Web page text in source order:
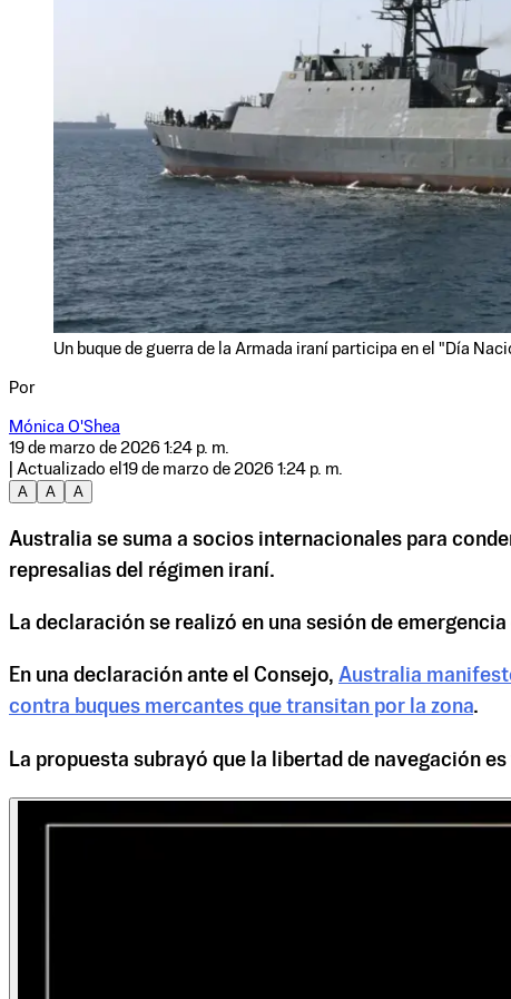
Un buque de guerra de la Armada iraní participa en el "Día
Por
Mónica O'Shea
19 de marzo de 2026 1:24 p. m.
| Actualizado el 19 de marzo de 2026 1:24 p. m.
A
A A
Australia se suma a socios internacionales para
represalias del régimen iraní.
La declaración se realizó en una sesión de
En una declaración ante el Consejo, Australia
contra buques mercantes que transitan por la zona.
La propuesta subrayó que la libertad de navegación